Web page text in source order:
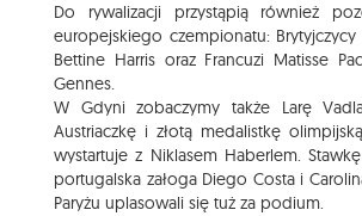
Do rywalizacji przystąpią również
europejskiego czempionatu:
Bettine Harris oraz Francuzi Matisse
Gennes.
W Gdyni zobaczymy także Larę
Austriaczkę i złotą medalistkę
wystartuje z Niklasem Haberlem.
portugalska załoga Diego Costa i
Paryżu uplasowali się tuż za podium.